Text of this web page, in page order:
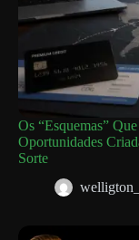
Os “Esquemas”
Oportunidades
Sorte